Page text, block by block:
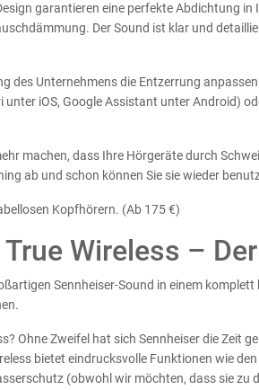
garantieren eine perfekte Abdichtung in
Der Sound ist klar und
des Unternehmens die Entzerrung
iOS, Google Assistant unter Android)
machen, dass Ihre Hörgeräte durch
ab und schon können Sie sie wieder
Kopfhörern. (Ab 175 €)
Wireless –
Sennheiser-Sound in einem
Ohne Zweifel hat sich Sennheiser die Zeit
bietet eindrucksvolle Funktionen wie
(obwohl wir möchten, dass sie zu